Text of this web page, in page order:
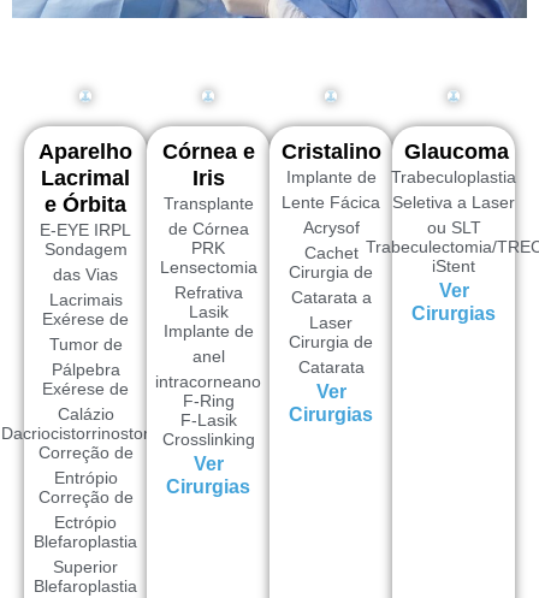
Aparelho
Lacrimal
e Órbita
E-EYE IRPL
Sondagem
das Vias
Lacrimais
Exérese de
Tumor de
Pálpebra
Exérese de
Calázio
Dacriocistorrinostomia
Correção de
Entrópio
Correção de
Ectrópio
Blefaroplastia
Superior
Blefaroplastia
Córnea e
Iris
Transplante
de Córnea
PRK
Lensectomia
Refrativa
Lasik
Implante de
anel
intracorneano
F-Ring
F-Lasik
Crosslinking
Ver
Cirurgias
Cristalino
Implante de
Lente Fácica
Acrysof
Cachet
Cirurgia de
Catarata a
Laser
Cirurgia de
Catarata
Ver
Cirurgias
Glaucoma
Trabeculoplastia
Seletiva a Laser
ou SLT
Trabeculectomia/
iStent
Ver
Cirurgias